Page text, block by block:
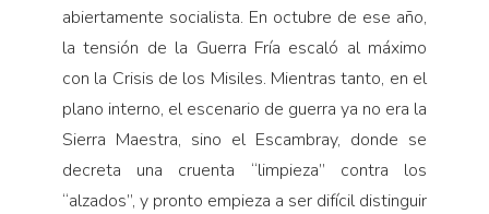
abiertamente socialista. En octubre de ese año,
la tensión de la Guerra Fría escaló al máximo
con la Crisis de los Misiles. Mientras tanto, en el
plano interno, el escenario de guerra ya no era la
Sierra Maestra, sino el Escambray, donde se
decreta una cruenta “limpieza” contra los
“alzados”, y pronto empieza a ser difícil distinguir